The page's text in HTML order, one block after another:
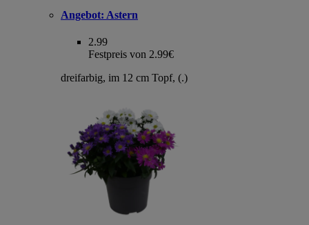
Angebot: Astern
2.99
Festpreis von 2.99€
dreifarbig, im 12 cm Topf, (.)